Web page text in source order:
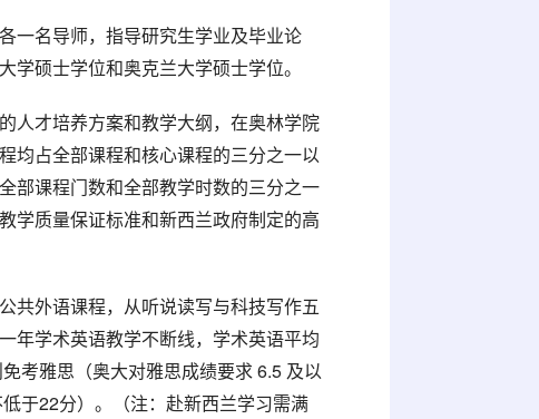
一名导师，指导研究生学业及毕业论
硕士学位和奥克兰大学硕士学位。
人才培养方案和教学大纲，在奥林学院
均占全部课程和核心课程的三分之一以
部课程门数和全部教学时数的三分之一
学质量保证标准和新西兰政府制定的高
共外语课程，从听说读写与科技写作五
年学术英语教学不断线，学术英语平均
考雅思（奥大对雅思成绩要求 6.5 及以
于22分）。（注：赴新西兰学习需满